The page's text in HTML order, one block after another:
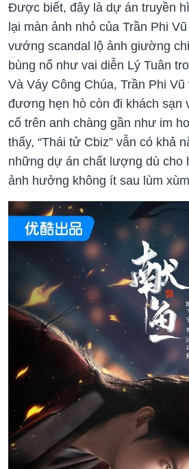
Được biết, đây là dự án truyền
lại màn ảnh nhỏ của Trần Phi
vướng scandal lộ ảnh giường
bùng nổ như vai diễn Lý Tuân
Và Váy Công Chúa, Trần Phi
đương hẹn hò còn đi khách sạn
cố trên anh chàng gần như im
thấy, “Thái tử Cbiz” vẫn có khả
những dự án chất lượng dù cho
ảnh hưởng không ít sau lùm